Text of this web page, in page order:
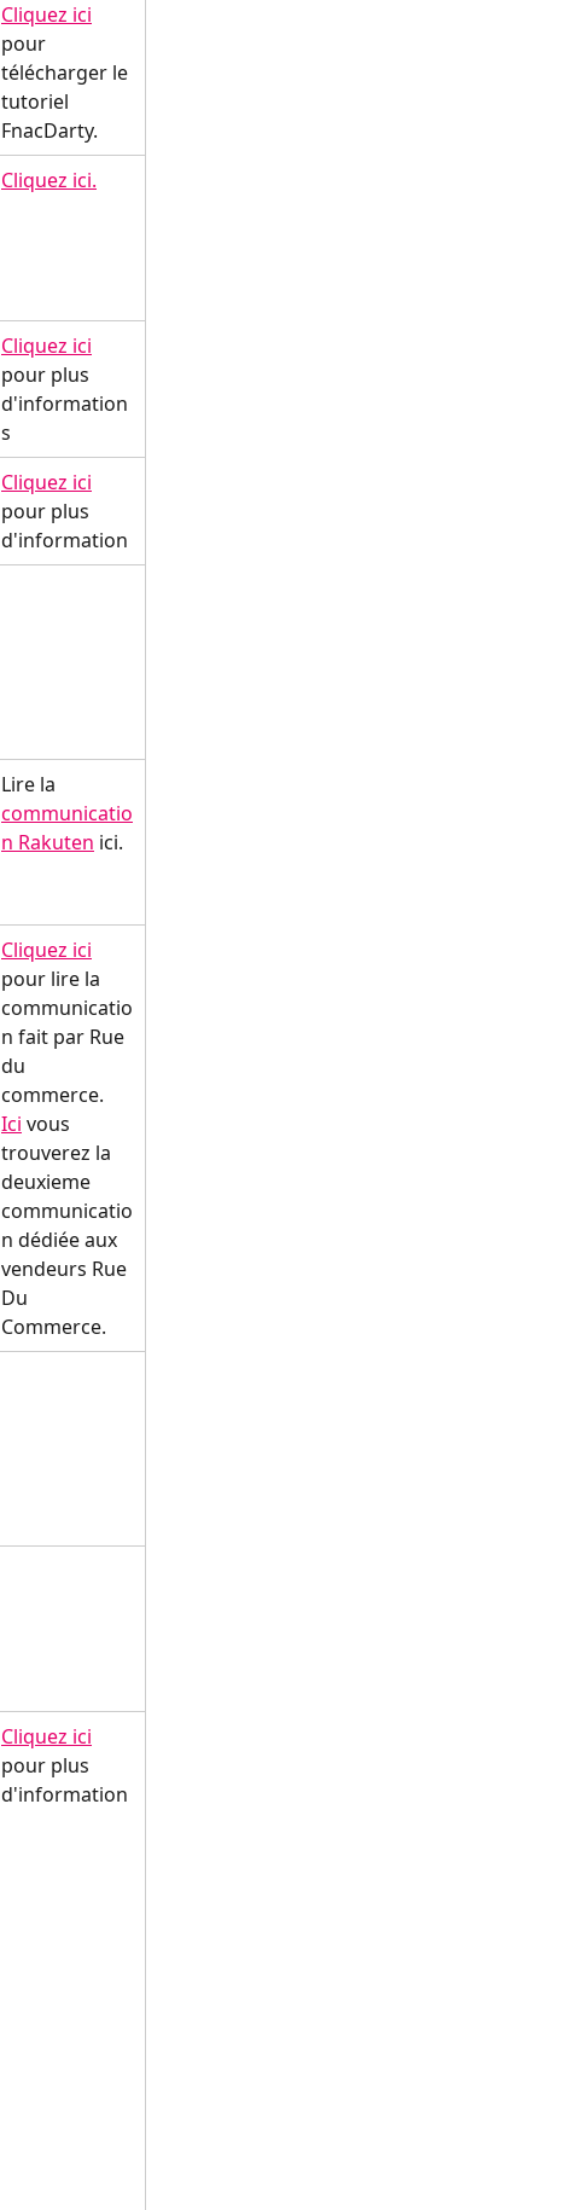
Cliquez ici
pour
télécharger le
tutoriel
FnacDarty.
Cliquez ici.
Cliquez ici
pour plus
d'information
s
Cliquez ici
pour plus
d'information
Lire la
communicatio
n Rakuten ici.
Cliquez ici
pour lire la
communicatio
n fait par Rue
du
commerce.
Ici vous
trouverez la
deuxieme
communicatio
n dédiée aux
vendeurs Rue
Du
Commerce.
Cliquez ici
pour plus
d'information